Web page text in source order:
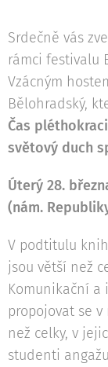
Srdečně vás
rámci festivalu
Vzácným
Bělohradský,
Čas
světový duch
Úterý 28.
(nám.
V podtitulu
jsou větší než
Komunikační
propojovat se
než celky, v
studenti